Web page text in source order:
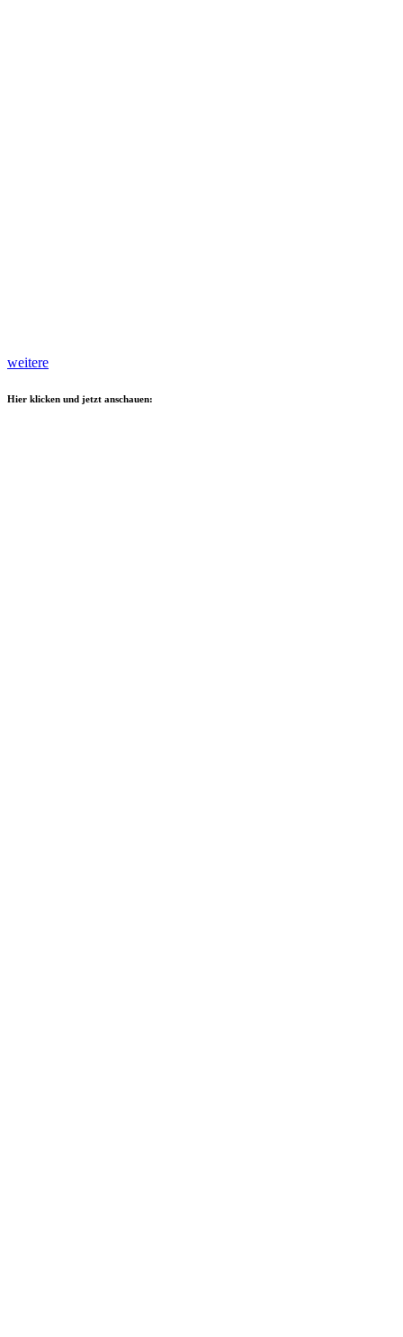
weitere
Hier klicken und jetzt anschauen: